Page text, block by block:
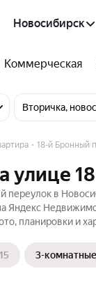
Новосибирск
Коммерческая
Вторичка,
18-й Бронный
улице
переулок в
Яндекс
планировки и
15 3-комнатные